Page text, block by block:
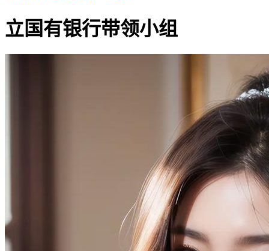
立国有银行带领小组